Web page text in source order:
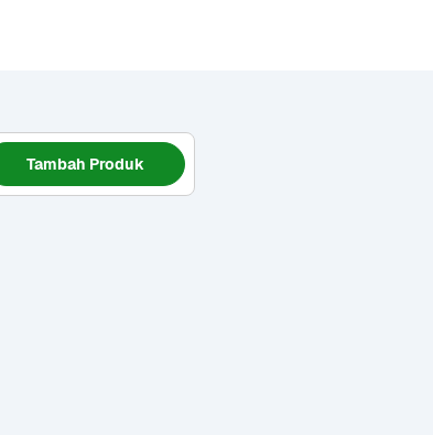
Tambah Produk